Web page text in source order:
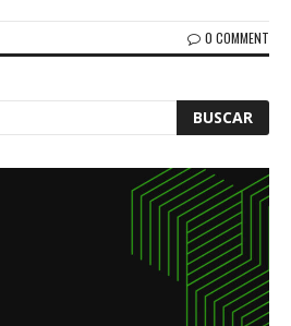
0 COMMENT